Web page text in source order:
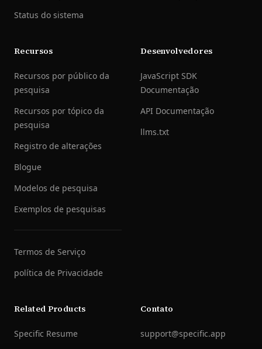
Status do sistema
Recursos
Recursos por público da
pesquisa
Recursos por tópico da
pesquisa
Registro de alterações
Blogue
Modelos de pesquisa
Exemplos de pesquisas
Termos de Serviço
política de Privacidade
Desenvolvedores
JavaScript SDK
Documentação
API Documentação
llms.txt
Related Products
Specific Resume
Contato
support@specific.app